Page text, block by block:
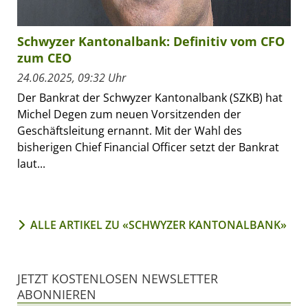
Schwyzer Kantonalbank: Definitiv vom CFO
zum CEO
24.06.2025, 09:32 Uhr
Der Bankrat der Schwyzer Kantonalbank (SZKB) hat
Michel Degen zum neuen Vorsitzenden der
Geschäftsleitung ernannt. Mit der Wahl des
bisherigen Chief Financial Officer setzt der Bankrat
laut...
ALLE ARTIKEL ZU «SCHWYZER KANTONALBANK»
JETZT KOSTENLOSEN NEWSLETTER
ABONNIEREN